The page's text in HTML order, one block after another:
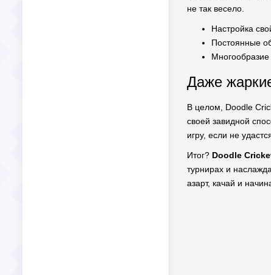
не так весело.
Настройка
Постоянные
Даже
В целом, Doodle
своей завидной
игру, если не
Итог? Doodle
турнирах и
азарт, качай и